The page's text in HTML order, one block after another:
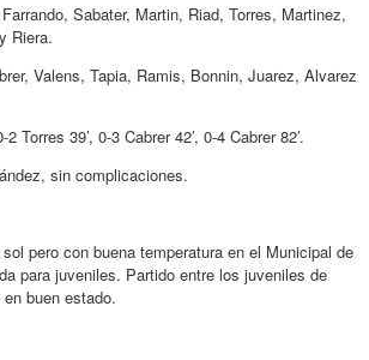
Sabater, Martin, Riad, Torres, Martinez,
Riera.
Valens, Tapia, Ramis, Bonnin, Juarez, Alvarez
Torres 39’, 0-3 Cabrer 42’, 0-4 Cabrer 82’.
sin complicaciones.
sol pero con buena temperatura en el Municipal de
para juveniles. Partido entre los juveniles de
buen estado.